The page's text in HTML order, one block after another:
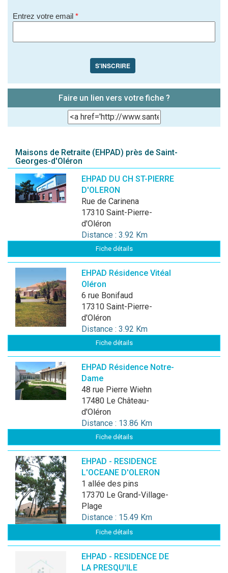
Entrez votre email *
S'INSCRIRE
Faire un lien vers votre fiche ?
Maisons de Retraite (EHPAD) près de Saint-
Georges-d'Oléron
EHPAD DU CH ST-PIERRE
D'OLERON
Rue de Carinena
17310 Saint-Pierre-
d'Oléron
Distance : 3.92 Km
Fiche détails
EHPAD Résidence Vitéal
Oléron
6 rue Bonifaud
17310 Saint-Pierre-
d'Oléron
Distance : 3.92 Km
Fiche détails
EHPAD Résidence Notre-
Dame
48 rue Pierre Wiehn
17480 Le Château-
d'Oléron
Distance : 13.86 Km
Fiche détails
EHPAD - RESIDENCE
L'OCEANE D'OLERON
1 allée des pins
17370 Le Grand-Village-
Plage
Distance : 15.49 Km
Fiche détails
EHPAD - RESIDENCE DE
LA PRESQU'ILE